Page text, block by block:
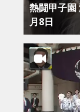
熱闘甲子
月8日